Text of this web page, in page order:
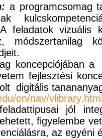
a programcsomag
feladatok vizuális
módszertanilag
koncepciójában
fejlesztési
digitális
en/nav/
jól
figyelembe
az egyéni